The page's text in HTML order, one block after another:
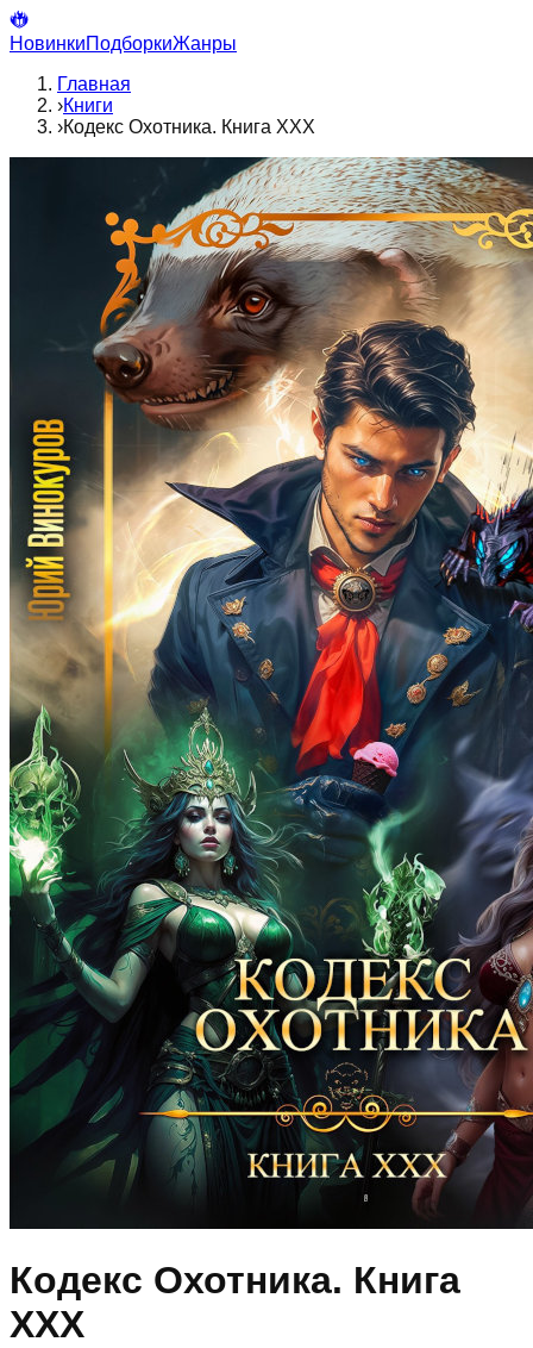
НовинкиПодборкиЖанры
Главная
›Книги
›Кодекс Охотника. Книга ХХХ
Кодекс Охотника. Книга
ХХХ